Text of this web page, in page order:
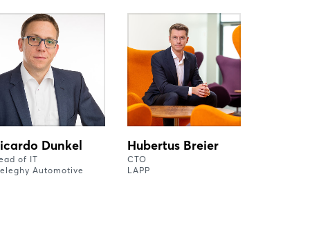
Dunkel
of IT
Automotive
Hubertus Breier
CTO
LAPP